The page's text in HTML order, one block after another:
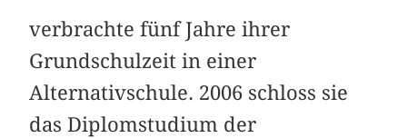
verbrachte fünf Jahre ihrer
Grundschulzeit in einer
Alternativschule. 2006 schloss sie
das Diplomstudium der